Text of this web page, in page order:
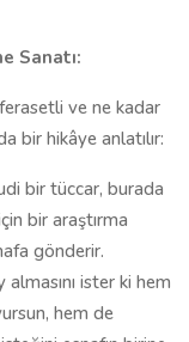
Sanatı:
ferasetli ve ne kadar
bir hikâye anlatılır:
bir tüccar, burada
bir araştırma
gönderir.
ister ki hem
hem de